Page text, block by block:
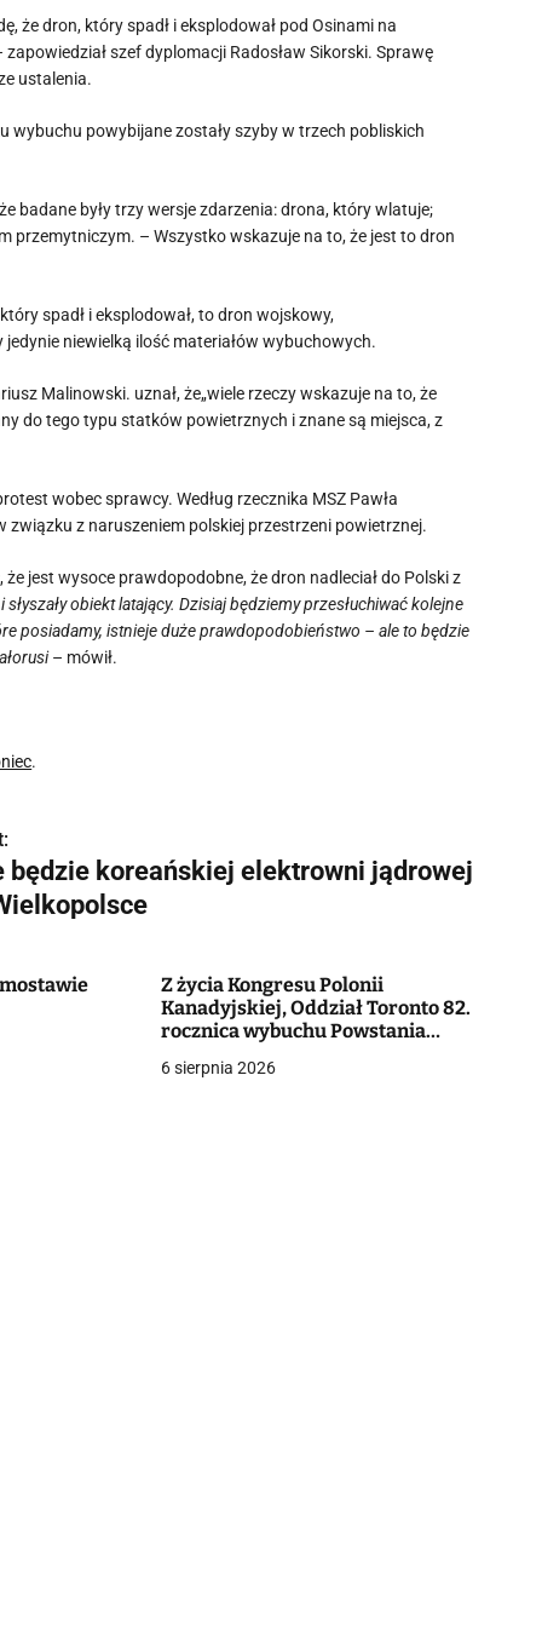
że dron, który spadł i eksplodował pod Osinami na
szef dyplomacji Radosław Sikorski. Sprawę
ustalenia.
wybuchu powybijane zostały szyby w trzech pobliskich
badane były trzy wersje zdarzenia: drona, który wlatuje;
przemytniczym. – Wszystko wskazuje na to, że jest to dron
spadł i eksplodował, to dron wojskowy,
niewielką ilość materiałów wybuchowych.
Malinowski. uznał, że„wiele rzeczy wskazuje na to, że
do tego typu statków powietrznych i znane są miejsca, z
wobec sprawcy. Według rzecznika MSZ Pawła
z naruszeniem polskiej przestrzeni powietrznej.
jest wysoce prawdopodobne, że dron nadleciał do Polski z
obiekt latający. Dzisiaj będziemy przesłuchiwać kolejne
posiadamy, istnieje duże prawdopodobieństwo – ale to będzie
– mówił.
.
będzie koreańskiej elektrowni jądrowej
Z życia Kongresu Polonii
Kanadyjskiej, Oddział Toronto 82.
rocznica wybuchu Powstania
6 sierpnia 2026